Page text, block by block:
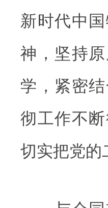
新时代中
神，坚持
学，紧密
彻工作不
切实把党的